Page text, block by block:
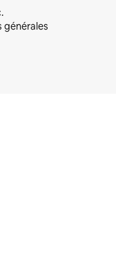
générales